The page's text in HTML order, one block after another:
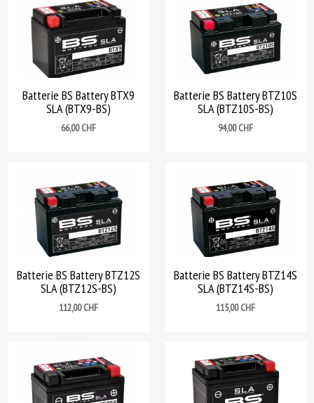
Batterie BS Battery BTX9
SLA (BTX9-BS)
Prix
66,00 CHF
Batterie BS Battery BTZ10S
SLA (BTZ10S-BS)
Prix
94,00 CHF
Batterie BS Battery BTZ12S
SLA (BTZ12S-BS)
Prix
112,00 CHF
Batterie BS Battery BTZ14S
SLA (BTZ14S-BS)
Prix
115,00 CHF